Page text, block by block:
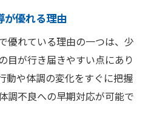
識が高い塾の特徴とは
が優れる理由
優れている理由の一つは、少
目が行き届きやすい点にあり
動や体調の変化をすぐに把握
調不良への早期対応が可能で